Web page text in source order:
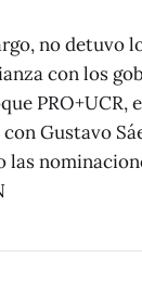
no detuvo
con los
PRO+UCR,
Gustavo
las